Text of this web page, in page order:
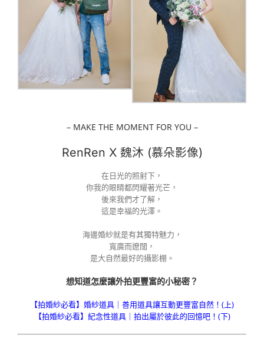
– MAKE THE MOMENT FOR YOU –
RenRen X 魏沐 (慕朵影像)
在日光的照射下，
你我的眼睛都閃耀著光芒，
後來我們才了解，
這是幸福的光澤。
海邊婚紗就是有其獨特魅力，
寬廣而遼闊，
是大自然最好的攝影棚。
想知道怎麼讓外拍更豐富的小秘密？
【拍婚紗必看】婚紗道具｜善用道具讓互動更豐富自然！(上)
【拍婚紗必看】紀念性道具｜拍出屬於彼此的回憶吧！(下)